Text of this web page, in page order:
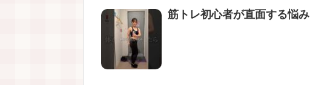
筋トレ初心者が直面する悩み